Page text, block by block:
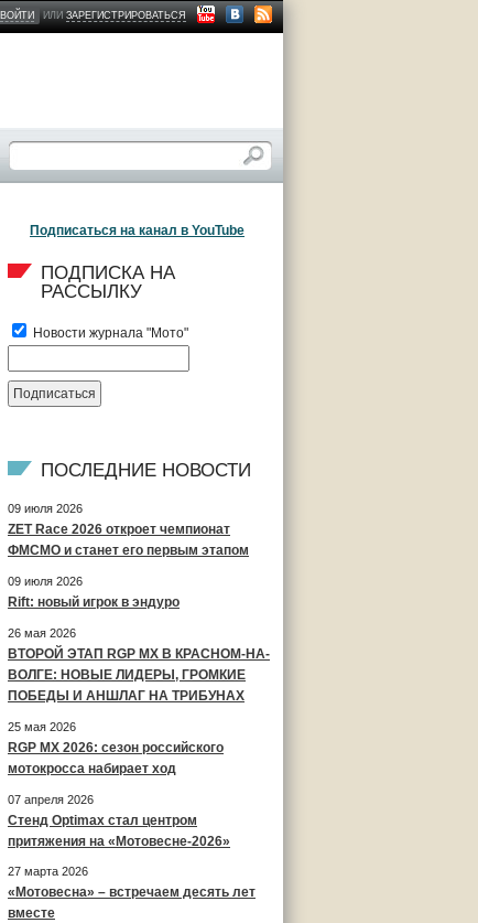
ВОЙТИ ИЛИЗАРЕГИСТРИРОВАТЬСЯ
Подписаться на канал в YouTube
ПОДПИСКА НА
РАССЫЛКУ
Новости журнала "Мото"
ПОСЛЕДНИЕ НОВОСТИ
09 июля 2026
ZET Race 2026 откроет чемпионат
ФМСМО и станет его первым этапом
09 июля 2026
Rift: новый игрок в эндуро
26 мая 2026
ВТОРОЙ ЭТАП RGP MX В КРАСНОМ-НА-
ВОЛГЕ: НОВЫЕ ЛИДЕРЫ, ГРОМКИЕ
ПОБЕДЫ И АНШЛАГ НА ТРИБУНАХ
25 мая 2026
RGP MX 2026: сезон российского
мотокросса набирает ход
07 апреля 2026
Стенд Optimax стал центром
притяжения на «Мотовесне-2026»
27 марта 2026
«Мотовесна» – встречаем десять лет
вместе